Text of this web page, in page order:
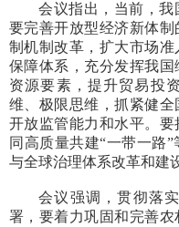
会议指出，当前，我
要完善开放型经济新体
制机制改革，扩大市场
保障体系，充分发挥我
资源要素，提升贸易投
维、极限思维，抓紧健
开放监管能力和水平。
同高质量共建“一带一路
与全球治理体系改革和建
会议强调，贯彻落
署，要着力巩固和完善